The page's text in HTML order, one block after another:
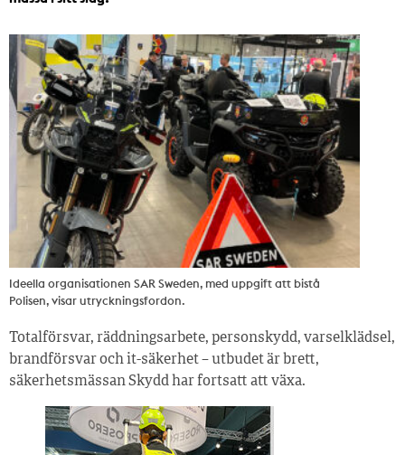
Ideella organisationen SAR Sweden, med uppgift att bistå
Polisen, visar utryckningsfordon.
Totalförsvar, räddningsarbete, personskydd, varselklädsel,
brandförsvar och it-säkerhet – utbudet är brett,
säkerhetsmässan Skydd har fortsatt att växa.